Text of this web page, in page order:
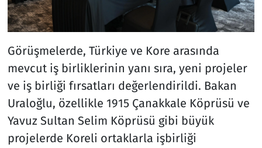
Görüşmelerde, Türkiye ve Kore arasında
mevcut iş birliklerinin yanı sıra, yeni projeler
ve iş birliği fırsatları değerlendirildi. Bakan
Uraloğlu, özellikle 1915 Çanakkale Köprüsü ve
Yavuz Sultan Selim Köprüsü gibi büyük
projelerde Koreli ortaklarla işbirliği